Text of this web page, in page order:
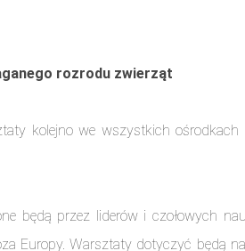
rozrodu zwierząt
kolejno we wszystkich ośrodkach
będą przez liderów i czołowych
Europy. Warsztaty dotyczyć będą